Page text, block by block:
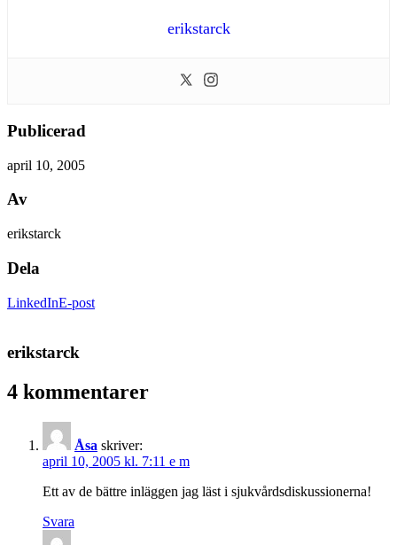
erikstarck
Publicerad
april 10, 2005
Av
erikstarck
Dela
LinkedInE-post
erikstarck
4 kommentarer
Åsa skriver:
april 10, 2005 kl. 7:11 e m
Ett av de bättre inläggen jag läst i sjukvårdsdiskussionerna!
Svara